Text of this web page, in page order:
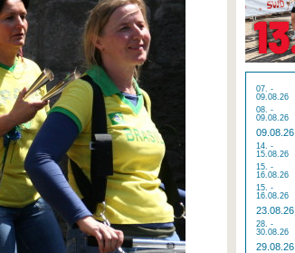
07. -
09.08.26
08. -
09.08.26
09.08.26
14. -
15.08.26
15. -
16.08.26
15. -
16.08.26
23.08.26
28. -
30.08.26
29.08.26